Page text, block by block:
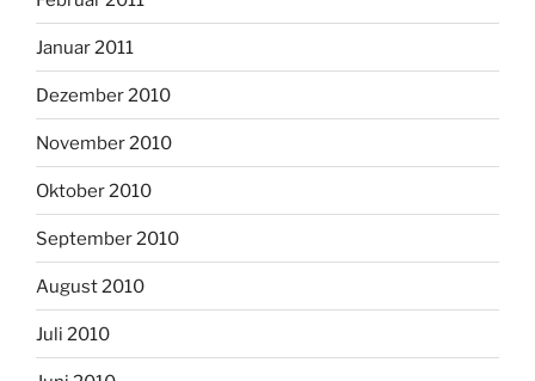
Januar 2011
Dezember 2010
November 2010
Oktober 2010
September 2010
August 2010
Juli 2010